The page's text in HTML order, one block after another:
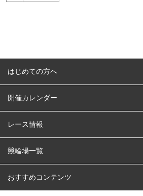
はじめての方へ
はじめての方へ
開催カレンダー
競輪
オートレース
競輪くじ
レース情報
レース予想
レース結果
競輪場一覧
北日本 函館競輪場
おすすめコンテンツ